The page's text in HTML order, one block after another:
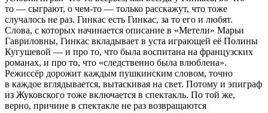
то — сыграют, о чем-то — только расскажут, что тоже
случалось не раз. Гинкас есть Гинкас, за то его и любят.
Слова, с которых начинается описание в «Метели» Марьи
Гавриловны, Гинкас вкладывает в уста играющей её Полины
Кугушевой — и про то, что была воспитана на французских
романах, и про то, что «следственно была влюблена».
Режиссёр дорожит каждым пушкинским словом, точно
в каждое вглядывается, вытаскивая на свет. Потому и эпиграф
из Жуковского тоже включается в спектакль. По той же,
верно, причине в спектакле не раз возвращаются